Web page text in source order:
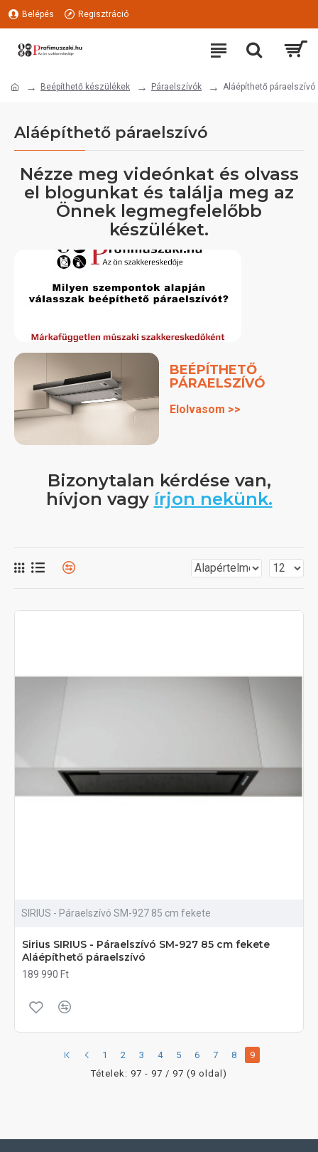
Belépés Regisztráció
Beépíthető készülékek Páraelszívók Aláépíthető páraelszívó
Aláépíthető páraelszívó
Nézze meg videónkat és olvass
el blogunkat és találja meg az
Önnek legmegfelelőbb
készüléket.
BEÉPÍTHETŐ
PÁRAELSZÍVÓ
Elolvasom >>
Bizonytalan kérdése van,
hívjon vagy írjon nekünk.
SIRIUS - Páraelszívó SM-927 85 cm fekete
Sirius SIRIUS - Páraelszívó SM-927 85 cm fekete
Aláépíthető páraelszívó
189 990 Ft
1 2 3 4 5 6 7 8
9
Tételek: 97 - 97 / 97 (9 oldal)